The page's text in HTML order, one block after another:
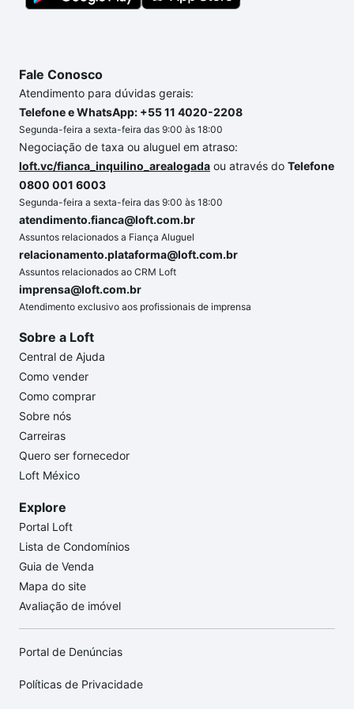
Fale Conosco
Atendimento para dúvidas gerais:
Telefone e WhatsApp: +55 11 4020-2208
Segunda-feira a sexta-feira das 9:00 às 18:00
Negociação de taxa ou aluguel em atraso:
loft.vc/fianca_inquilino_arealogada ou através do Telefone
0800 001 6003
Segunda-feira a sexta-feira das 9:00 às 18:00
atendimento.fianca@loft.com.br
Assuntos relacionados a Fiança Aluguel
relacionamento.plataforma@loft.com.br
Assuntos relacionados ao CRM Loft
imprensa@loft.com.br
Atendimento exclusivo aos profissionais de imprensa
Sobre a Loft
Central de Ajuda
Como vender
Como comprar
Sobre nós
Carreiras
Quero ser fornecedor
Loft México
Explore
Portal Loft
Lista de Condomínios
Guia de Venda
Mapa do site
Avaliação de imóvel
Portal de Denúncias
Políticas de Privacidade